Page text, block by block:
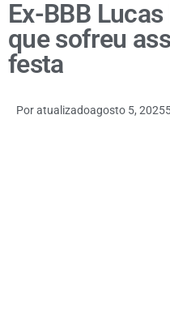
Ex-BBB
que sofreu
festa
Poratualizadoagosto 5, 2025